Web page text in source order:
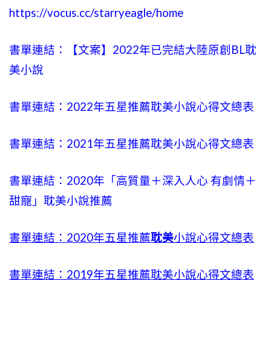
https://vocus.cc/starryeagle/home
書單連結：【文案】2022年已完結大陸原創BL耽
美小說
書單連結：2022年五星推薦耽美小說心得文總表
書單連結：2021年五星推薦耽美小說心得文總表
書單連結：2020年「高質量＋深入人心 有劇情＋
甜寵」耽美小說推薦
書單連結：2020年五星推薦耽美小說心得文總表
書單連結：2019年五星推薦耽美小說心得文總表